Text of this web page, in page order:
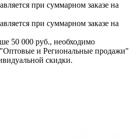
при суммарном заказе на
при суммарном заказе на
50 000 руб., необходимо
"Оптовые и Региональные продажи"
скидки.